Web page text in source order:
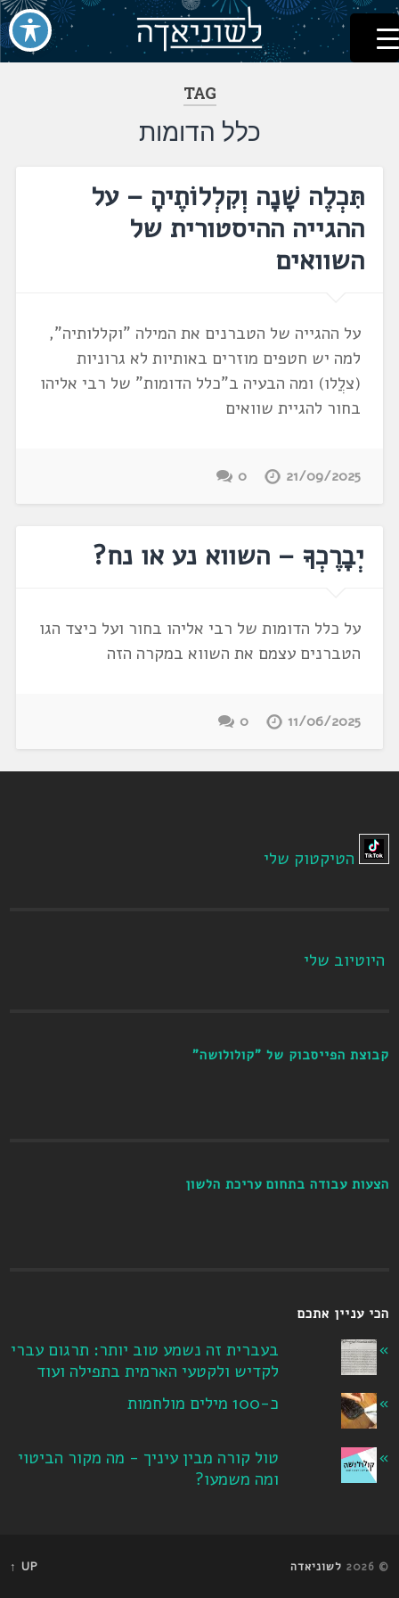
דלג
לתוכן
לשוניאדה
עברית. לשון. שפה
TAG
כלל הדומות
תִּכְלֶה שָׁנָה וְקִלְלוֹתֶיהָ – על
ההגייה ההיסטורית של
השוואים
על ההגייה של הטברנים את המילה "וקללותיה",
למה יש חטפים מוזרים באותיות לא גרוניות
(צלֲלו) ומה הבעיה ב"כלל הדומות" של רבי אליהו
בחור להגיית שוואים
21/09/2025
0
יְבָרֶכְךָ – השווא נע או נח?
על כלל הדומות של רבי אליהו בחור ועל כיצד הגו
הטברנים עצמם את השווא במקרה הזה
11/06/2025
0
הטיקטוק שלי
היוטיוב שלי
קבוצת הפייסבוק של "קולולושה"
הצעות עבודה בתחום עריכת הלשון
הכי עניין אתכם
בעברית זה נשמע טוב יותר: תרגום עברי
לקדיש ולקטעי הארמית בתפילה ועוד
כ-100 מילים מולחמות
טול קורה מבין עיניך - מה מקור הביטוי
ומה משמעו?
© 2026 לשוניאדה UP ↑